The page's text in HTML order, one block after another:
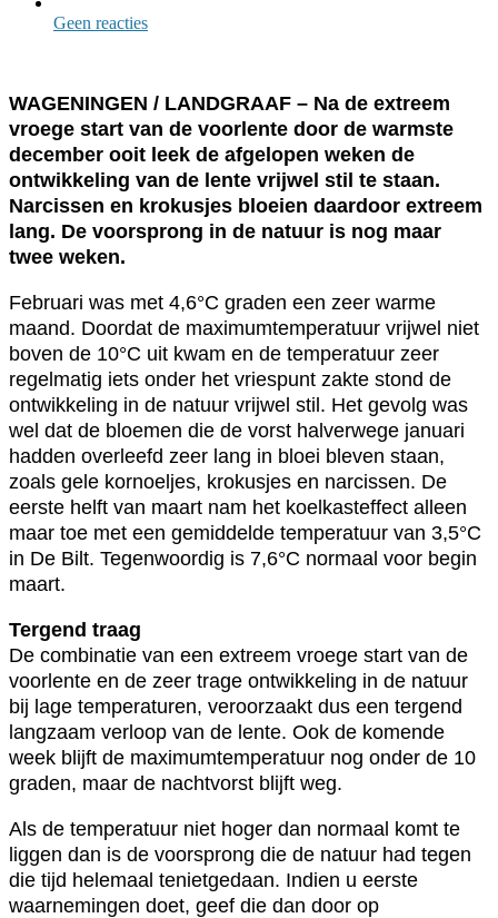
Geen reacties
WAGENINGEN / LANDGRAAF – Na de extreem
vroege start van de voorlente door de warmste
december ooit leek de afgelopen weken de
ontwikkeling van de lente vrijwel stil te staan.
Narcissen en krokusjes bloeien daardoor extreem
lang. De voorsprong in de natuur is nog maar
twee weken.
Februari was met 4,6°C graden een zeer warme
maand. Doordat de maximumtemperatuur vrijwel niet
boven de 10°C uit kwam en de temperatuur zeer
regelmatig iets onder het vriespunt zakte stond de
ontwikkeling in de natuur vrijwel stil. Het gevolg was
wel dat de bloemen die de vorst halverwege januari
hadden overleefd zeer lang in bloei bleven staan,
zoals gele kornoeljes, krokusjes en narcissen. De
eerste helft van maart nam het koelkasteffect alleen
maar toe met een gemiddelde temperatuur van 3,5°C
in De Bilt. Tegenwoordig is 7,6°C normaal voor begin
maart.
Tergend traag
De combinatie van een extreem vroege start van de
voorlente en de zeer trage ontwikkeling in de natuur
bij lage temperaturen, veroorzaakt dus een tergend
langzaam verloop van de lente. Ook de komende
week blijft de maximumtemperatuur nog onder de 10
graden, maar de nachtvorst blijft weg.
Als de temperatuur niet hoger dan normaal komt te
liggen dan is de voorsprong die de natuur had tegen
die tijd helemaal tenietgedaan. Indien u eerste
waarnemingen doet, geef die dan door op